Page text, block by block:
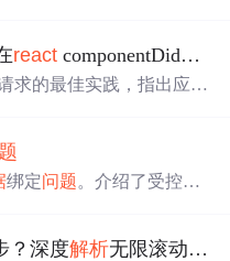
据类型。给出了正确获取
型检查、空状态处理
react componentDidMount请求的
求的最佳实践，指出应当
理此类错误，确保组件的
绑定问题。介绍了受控和
Hook Form 表单库，
？深度解析无限滚动中